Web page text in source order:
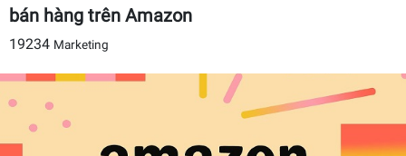
bán hàng trên Amazon
19234 Marketing